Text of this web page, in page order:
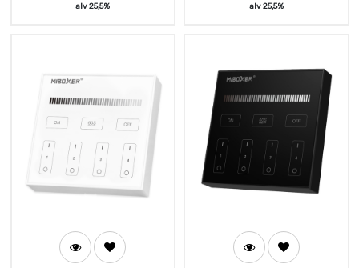
alv 25,5% alv 25,5%